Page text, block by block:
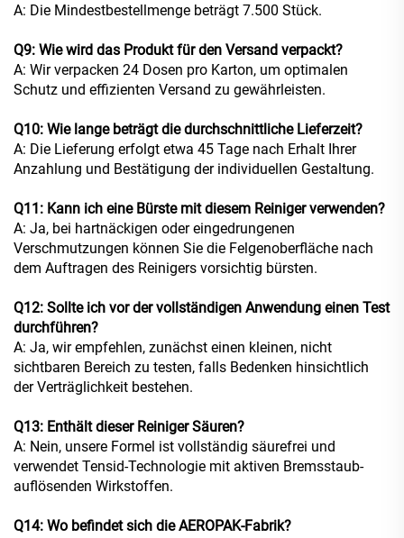
A: Die Mindestbestellmenge beträgt 7.500 Stück.
Q9: Wie wird das Produkt für den Versand verpackt?
A: Wir verpacken 24 Dosen pro Karton, um optimalen
Schutz und effizienten Versand zu gewährleisten.
Q10: Wie lange beträgt die durchschnittliche Lieferzeit?
A: Die Lieferung erfolgt etwa 45 Tage nach Erhalt Ihrer
Anzahlung und Bestätigung der individuellen Gestaltung.
Q11: Kann ich eine Bürste mit diesem Reiniger verwenden?
A: Ja, bei hartnäckigen oder eingedrungenen
Verschmutzungen können Sie die Felgenoberfläche nach
dem Auftragen des Reinigers vorsichtig bürsten.
Q12: Sollte ich vor der vollständigen Anwendung einen Test
durchführen?
A: Ja, wir empfehlen, zunächst einen kleinen, nicht
sichtbaren Bereich zu testen, falls Bedenken hinsichtlich
der Verträglichkeit bestehen.
Q13: Enthält dieser Reiniger Säuren?
A: Nein, unsere Formel ist vollständig säurefrei und
verwendet Tensid-Technologie mit aktiven Bremsstaub-
auflösenden Wirkstoffen.
Q14: Wo befindet sich die AEROPAK-Fabrik?